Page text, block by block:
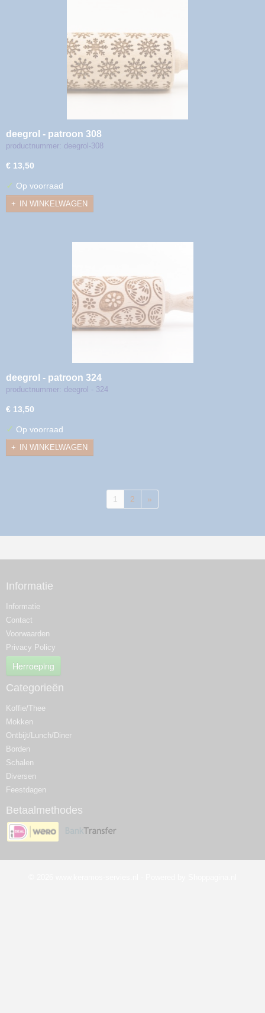
deegrol - patroon 308
productnummer: deegrol-308
€ 13,50
✓ Op voorraad
IN WINKELWAGEN
deegrol - patroon 324
productnummer: deegrol - 324
€ 13,50
✓ Op voorraad
IN WINKELWAGEN
1 2 »
Informatie
Informatie
Contact
Voorwaarden
Privacy Policy
Herroeping
Categorieën
Koffie/Thee
Mokken
Ontbijt/Lunch/Diner
Borden
Schalen
Diversen
Feestdagen
Betaalmethodes